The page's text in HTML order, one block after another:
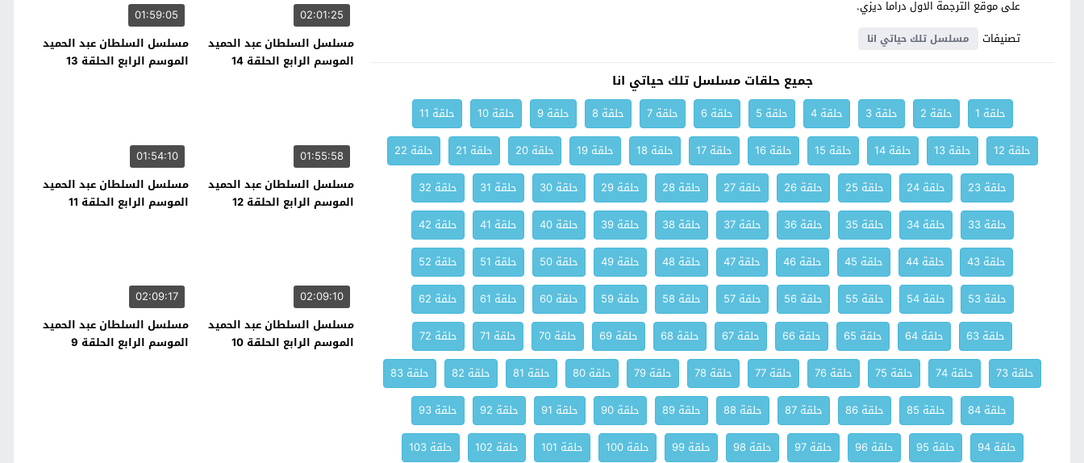
على موقع الترجمة الاول دراما ديزي.
تصنيفات
مسلسل تلك حياتي انا
جميع حلقات مسلسل تلك حياتي انا
حلقة 1 حلقة 2 حلقة 3 حلقة 4 حلقة 5 حلقة 6 حلقة 7 حلقة 8 حلقة 9 حلقة 10
حلقة 11
حلقة 12
حلقة 13 حلقة 14 حلقة 15 حلقة 16 حلقة 17 حلقة 18 حلقة 19 حلقة 20 حلقة 21
حلقة 22
حلقة 23
حلقة 24 حلقة 25 حلقة 26 حلقة 27 حلقة 28 حلقة 29 حلقة 30 حلقة 31
حلقة 32
حلقة 33
حلقة 34 حلقة 35 حلقة 36 حلقة 37 حلقة 38 حلقة 39 حلقة 40 حلقة 41
حلقة 42
حلقة 43
حلقة 44 حلقة 45 حلقة 46 حلقة 47 حلقة 48 حلقة 49 حلقة 50 حلقة 51
حلقة 52
حلقة 53
حلقة 54 حلقة 55 حلقة 56 حلقة 57 حلقة 58 حلقة 59 حلقة 60 حلقة 61
حلقة 62
حلقة 63
حلقة 64 حلقة 65 حلقة 66 حلقة 67 حلقة 68 حلقة 69 حلقة 70 حلقة 71
حلقة 72
حلقة 73
حلقة 74 حلقة 75 حلقة 76 حلقة 77 حلقة 78 حلقة 79 حلقة 80 حلقة 81 حلقة 82
حلقة 83
حلقة 84
حلقة 85 حلقة 86 حلقة 87 حلقة 88 حلقة 89 حلقة 90 حلقة 91 حلقة 92
حلقة 93
حلقة 94
حلقة 95 حلقة 96 حلقة 97 حلقة 98 حلقة 99 حلقة 100 حلقة 101 حلقة 102
حلقة 103
02:01:25
مسلسل السلطان عبد الحميد
الموسم الرابع الحلقة 14
01:59:05
مسلسل السلطان عبد الحميد
الموسم الرابع الحلقة 13
01:55:58
مسلسل السلطان عبد الحميد
الموسم الرابع الحلقة 12
01:54:10
مسلسل السلطان عبد الحميد
الموسم الرابع الحلقة 11
02:09:10
مسلسل السلطان عبد الحميد
الموسم الرابع الحلقة 10
02:09:17
مسلسل السلطان عبد الحميد
الموسم الرابع الحلقة 9